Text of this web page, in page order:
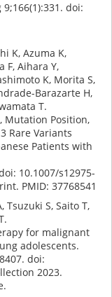
doi:
K, Azuma K,
F, Aihara Y,
K, Morita S,
Barazarte H,
T.
Mutation Position,
Rare Variants
Patients with
10.1007/s12975-
PMID: 37768541
Tsuzuki S, Saito T,
for malignant
adolescents.
doi:
2023.